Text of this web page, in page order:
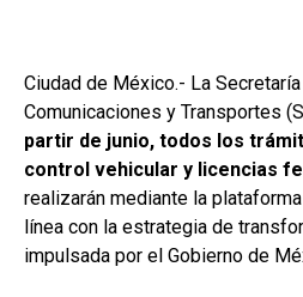
Ciudad de México.- La
Comunicaciones y Transportes
partir de junio, todos los
control vehicular y licencias
realizarán mediante la
línea con la estrategia de
impulsada por el Gobierno de